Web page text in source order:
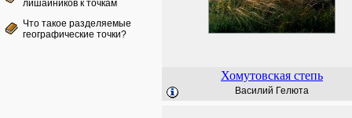
лишайников к точкам
Что такое разделяемые
географические точки?
Хомутовская степь
Василий Гелюта